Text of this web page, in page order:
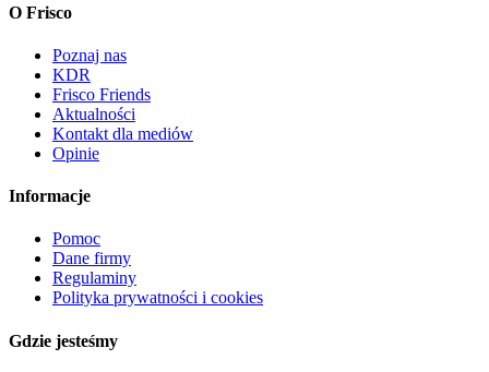
O Frisco
Poznaj nas
KDR
Frisco Friends
Aktualności
Kontakt dla mediów
Opinie
Informacje
Pomoc
Dane firmy
Regulaminy
Polityka prywatności i cookies
Gdzie jesteśmy